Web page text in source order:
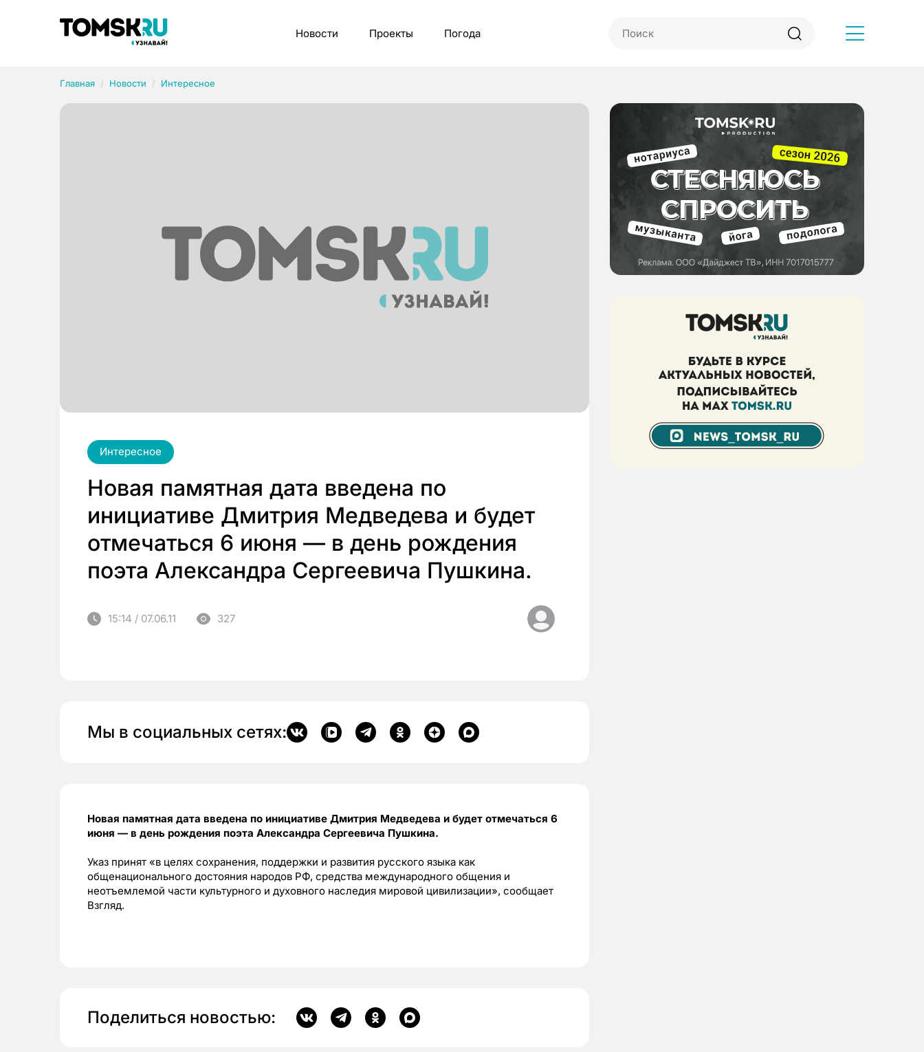
Новости Проекты Погода
Главная Новости Интересное
Интересное
Новая памятная дата введена по
инициативе Дмитрия Медведева и будет
отмечаться 6 июня — в день рождения
поэта Александра Сергеевича Пушкина.
15:14 / 07.06.11 327
Мы в социальных сетях:
Новая памятная дата введена по инициативе Дмитрия Медведева и будет отмечаться 6
июня — в день рождения поэта Александра Сергеевича Пушкина.
Указ принят «в целях сохранения, поддержки и развития русского языка как
общенационального достояния народов РФ, средства международного общения и
неотъемлемой части культурного и духовного наследия мировой цивилизации», сообщает
Взгляд.
Поделиться новостью:
Рубрики